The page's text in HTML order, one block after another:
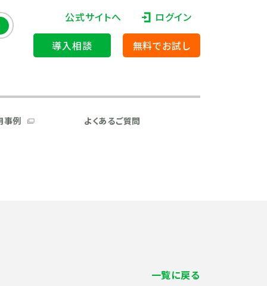
公式サイトへ
ログイン
導入相談
無料でお試し
事例 よくあるご質問
一覧に戻る